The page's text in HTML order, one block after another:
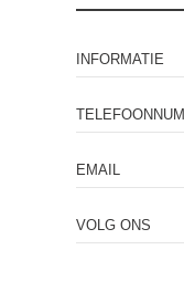
INFORMATIE
EMAIL
VOLG ONS